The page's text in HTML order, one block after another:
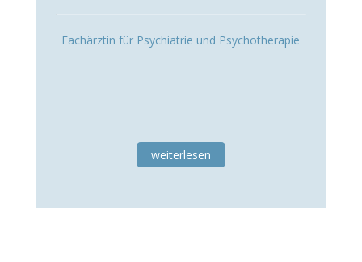
Fachärztin für Psychiatrie und Psychotherapie
weiterlesen